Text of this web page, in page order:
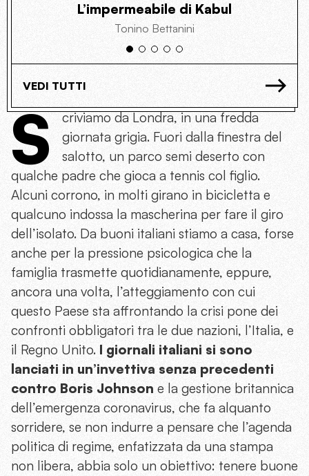
L’impermeabile di Kabul
Tonino Bettanini
VEDI TUTTI
S
criviamo da Londra, in una fredda
giornata grigia. Fuori dalla finestra del
salotto, un parco semi deserto con
qualche padre che gioca a tennis col figlio.
Alcuni corrono, in molti girano in bicicletta e
qualcuno indossa la mascherina per fare il giro
dell’isolato. Da buoni italiani stiamo a casa, forse
anche per la pressione psicologica che la
famiglia trasmette quotidianamente, eppure,
ancora una volta, l’atteggiamento con cui
questo Paese sta affrontando la crisi pone dei
confronti obbligatori tra le due nazioni, l’Italia, e
il Regno Unito. I giornali italiani si sono
lanciati in un’invettiva senza precedenti
contro Boris Johnson e la gestione britannica
dell’emergenza coronavirus, che fa alquanto
sorridere, se non indurre a pensare che l’agenda
politica di regime, enfatizzata da una stampa
non libera, abbia solo un obiettivo: tenere buone